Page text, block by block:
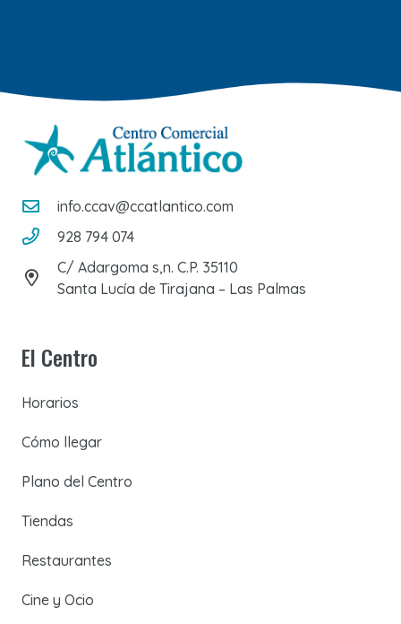
info.ccav@ccatlantico.com
928 794 074
C/ Adargoma s,n. C.P. 35110
Santa Lucía de Tirajana – Las Palmas
El Centro
Horarios
Cómo llegar
Plano del Centro
Tiendas
Restaurantes
Cine y Ocio